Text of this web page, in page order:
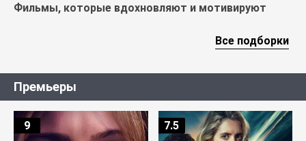
Фильмы, которые вдохновляют и мотивируют
Все подборки
Премьеры
9 7.5